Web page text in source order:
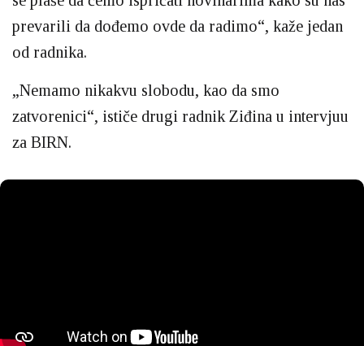
prevarili da dođemo ovde da radimo“, kaže jedan
od radnika.
„Nemamo nikakvu slobodu, kao da smo
zatvorenici“, ističe drugi radnik Ziđina u intervjuu
za BIRN.